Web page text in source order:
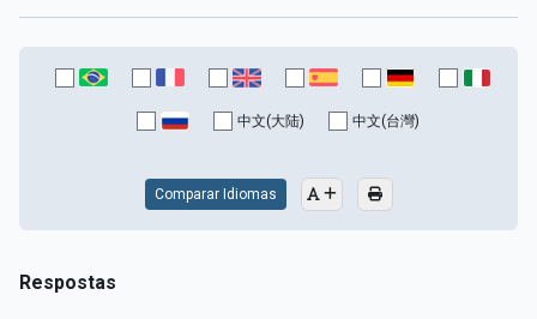
中文(大陆) 中文(台灣)
Comparar Idiomas
Respostas